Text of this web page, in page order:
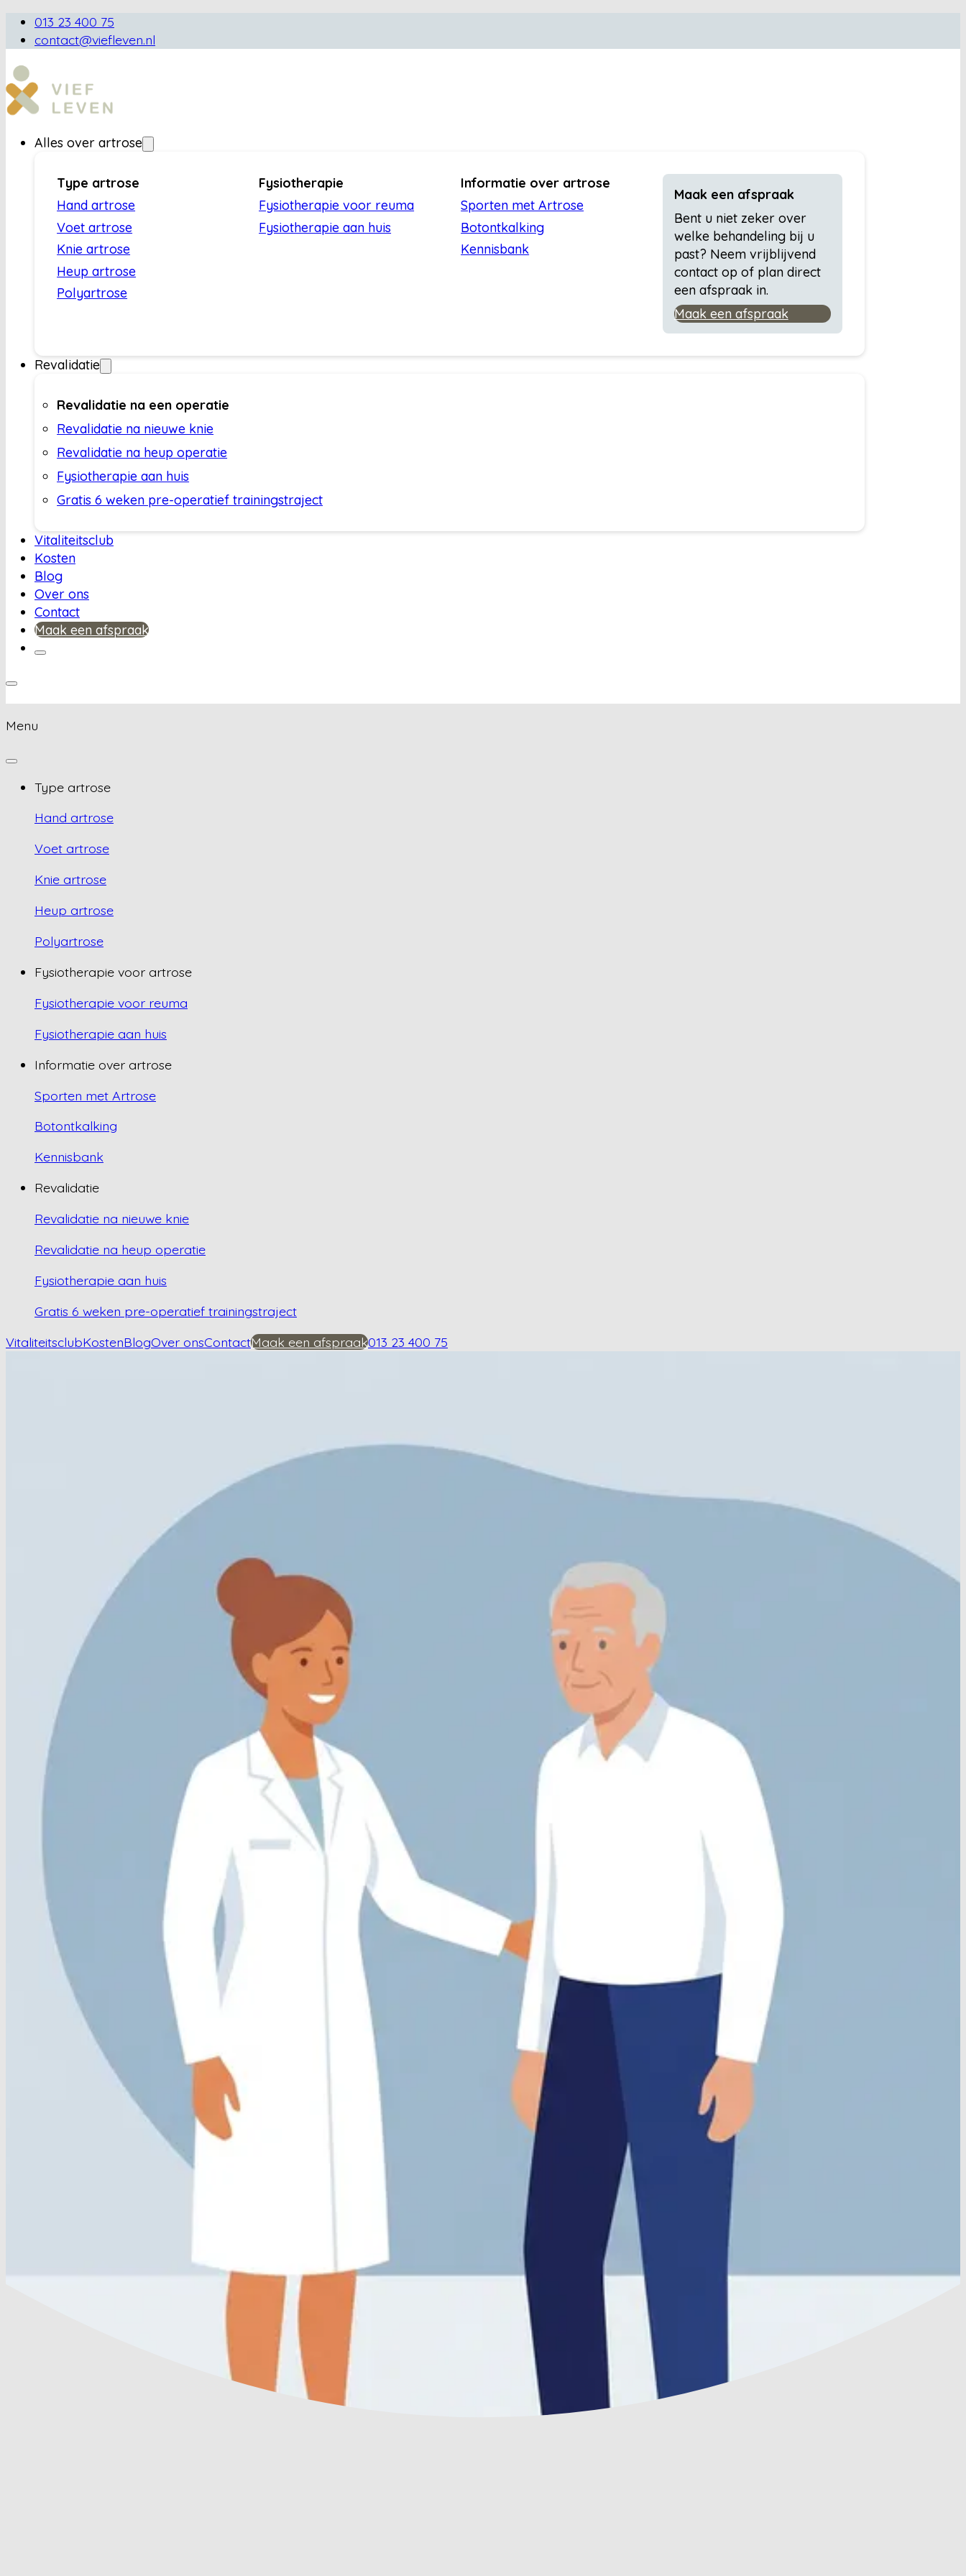
013 23 400 75
contact@viefleven.nl
Alles over artrose
Type artrose
Hand artrose
Voet artrose
Knie artrose
Heup artrose
Polyartrose
Fysiotherapie
Fysiotherapie voor reuma
Fysiotherapie aan huis
Informatie over artrose
Sporten met Artrose
Botontkalking
Kennisbank
Maak een afspraak
Bent u niet zeker over
welke behandeling bij u
past? Neem vrijblijvend
contact op of plan direct
een afspraak in.
Maak een afspraak
Revalidatie
Revalidatie na een operatie
Revalidatie na nieuwe knie
Revalidatie na heup operatie
Fysiotherapie aan huis
Gratis 6 weken pre-operatief trainingstraject
Vitaliteitsclub
Kosten
Blog
Over ons
Contact
Maak een afspraak
Menu
Type artrose
Hand artrose
Voet artrose
Knie artrose
Heup artrose
Polyartrose
Fysiotherapie voor artrose
Fysiotherapie voor reuma
Fysiotherapie aan huis
Informatie over artrose
Sporten met Artrose
Botontkalking
Kennisbank
Revalidatie
Revalidatie na nieuwe knie
Revalidatie na heup operatie
Fysiotherapie aan huis
Gratis 6 weken pre-operatief trainingstraject
VitaliteitsclubKostenBlogOver onsContactMaak een afspraak013 23 400 75
Helpt glucosamine bij heupartrose?